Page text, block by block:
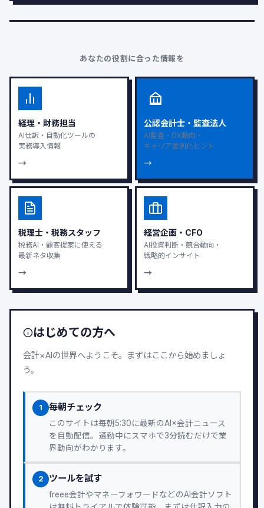
あなたの役割に合った情報を
経理・財務担当
AI仕訳・自動化ツールの
実務導入情報
→
公認会計士・監査法人
AI監査・DX動向・
キャリア差別化ヒント
→
税理士・税務スタッフ
税務AI・顧客提案に使える
最新ネタ収集
→
経営企画・CFO
AI投資判断・競合動向・
戦略的インサイト
→
はじめての方へ
会計×AIの世界へようこそ。まずはここから始めましょ
う。
1 毎朝チェック
このサイトは毎朝5:30に最新のAI×会計ニュース
を自動配信。通勤中にスマホで3分読むだけで業
界動向がわかります。
2 ツールを試す
freee会計やマネーフォワードなどのAI会計ソフト